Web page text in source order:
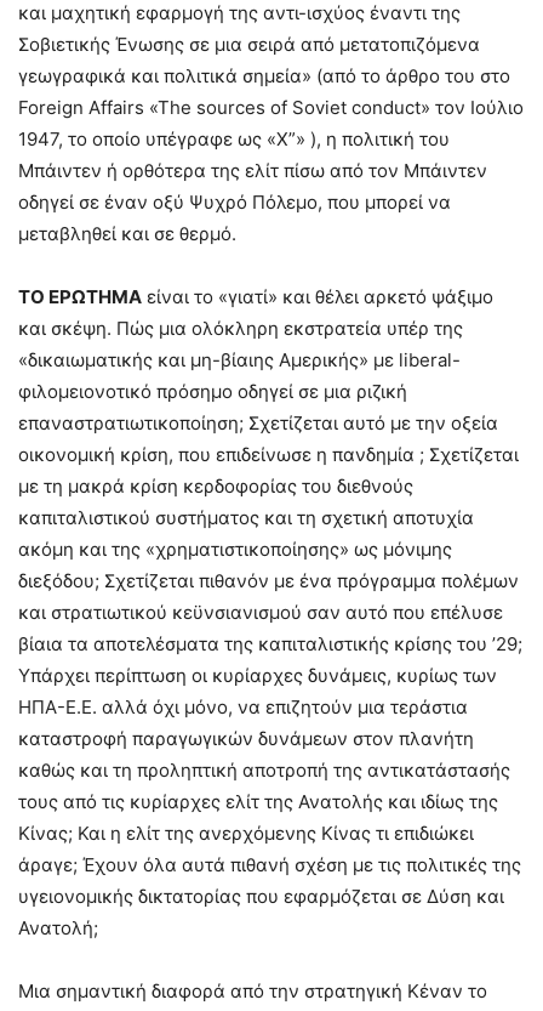
και μαχητική εφαρμογή της αντι-ισχύος έναντι της
Σοβιετικής Ένωσης σε μια σειρά από μετατοπιζόμενα
γεωγραφικά και πολιτικά σημεία» (από το άρθρο του στο
Foreign Affairs «The sources of Soviet conduct» τον Ιούλιο
1947, το οποίο υπέγραφε ως «Χ”» ), η πολιτική του
Μπάιντεν ή ορθότερα της ελίτ πίσω από τον Μπάιντεν
οδηγεί σε έναν οξύ Ψυχρό Πόλεμο, που μπορεί να
μεταβληθεί και σε θερμό.
ΤΟ ΕΡΩΤΗΜΑ είναι το «γιατί» και θέλει αρκετό ψάξιμο
και σκέψη. Πώς μια ολόκληρη εκστρατεία υπέρ της
«δικαιωματικής και μη-βίαιης Αμερικής» με liberal-
φιλομειονοτικό πρόσημο οδηγεί σε μια ριζική
επαναστρατιωτικοποίηση; Σχετίζεται αυτό με την οξεία
οικονομική κρίση, που επιδείνωσε η πανδημία ; Σχετίζεται
με τη μακρά κρίση κερδοφορίας του διεθνούς
καπιταλιστικού συστήματος και τη σχετική αποτυχία
ακόμη και της «χρηματιστικοποίησης» ως μόνιμης
διεξόδου; Σχετίζεται πιθανόν με ένα πρόγραμμα πολέμων
και στρατιωτικού κεϋνσιανισμού σαν αυτό που επέλυσε
βίαια τα αποτελέσματα της καπιταλιστικής κρίσης του ’29;
Υπάρχει περίπτωση οι κυρίαρχες δυνάμεις, κυρίως των
ΗΠΑ-Ε.Ε. αλλά όχι μόνο, να επιζητούν μια τεράστια
καταστροφή παραγωγικών δυνάμεων στον πλανήτη
καθώς και τη προληπτική αποτροπή της αντικατάστασής
τους από τις κυρίαρχες ελίτ της Ανατολής και ιδίως της
Κίνας; Και η ελίτ της ανερχόμενης Κίνας τι επιδιώκει
άραγε; Έχουν όλα αυτά πιθανή σχέση με τις πολιτικές της
υγειονομικής δικτατορίας που εφαρμόζεται σε Δύση και
Ανατολή;
Μια σημαντική διαφορά από την στρατηγική Κέναν το